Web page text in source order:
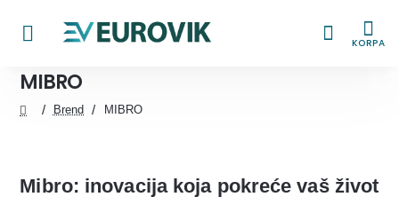
KORPA
MIBRO
Brend MIBRO
Mibro: inovacija koja pokreće vaš život